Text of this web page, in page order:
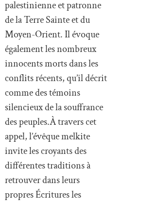
palestinienne et patronne
de la Terre Sainte et du
Moyen-Orient. Il évoque
également les nombreux
innocents morts dans les
conflits récents, qu’il décrit
comme des témoins
silencieux de la souffrance
des peuples.À travers cet
appel, l’évêque melkite
invite les croyants des
différentes traditions à
retrouver dans leurs
propres Écritures les